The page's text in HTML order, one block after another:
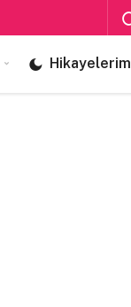
Hikayelerim